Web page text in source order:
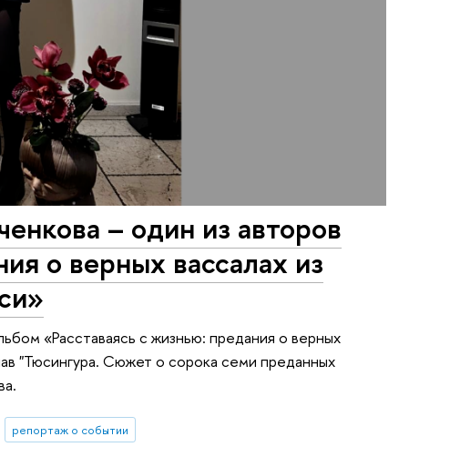
– один из авторов
о верных вассалах из
«Расставаясь с жизнью: предания о верных
"Тюсингура. Сюжет о сорока семи преданных
репортаж о событии